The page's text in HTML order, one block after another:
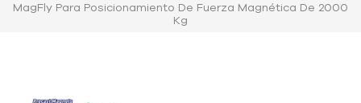
MagFly Para Posicionamiento De Fuerza Magnética De 2000
Kg